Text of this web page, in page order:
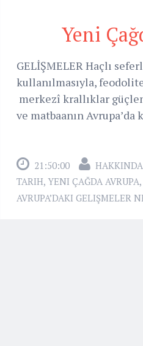
Yeni
GELİŞMELER Haçlı
kullanılmasıyla,
merkezî krallıklar
ve matbaanın Avrupa’da
21:50:00
TARIH, YENI ÇAĞDA AVRUPA,
AVRUPA’DAKI GELIŞMELER